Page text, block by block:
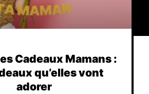
Cadeaux Mamans :
qu’elles vont
adorer